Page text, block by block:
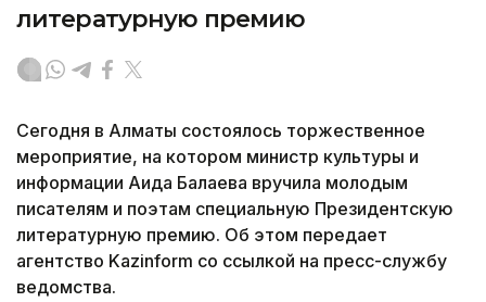
литературную премию
Сегодня в Алматы состоялось торжественное
мероприятие, на котором министр культуры и
информации Аида Балаева вручила молодым
писателям и поэтам специальную Президентскую
литературную премию. Об этом передает
агентство Kazinform со ссылкой на пресс-службу
ведомства.